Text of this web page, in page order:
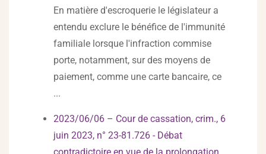
En matière d'escroquerie le législateur a
entendu exclure le bénéfice de l'immunité
familiale lorsque l'infraction commise
porte, notamment, sur des moyens de
paiement, comme une carte bancaire, ce
...
2023/06/06 – Cour de cassation, crim., 6
juin 2023, n° 23-81.726 - Débat